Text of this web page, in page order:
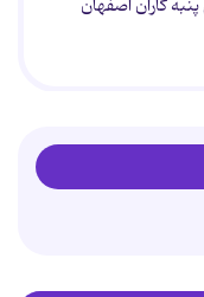
کاران اصفهان